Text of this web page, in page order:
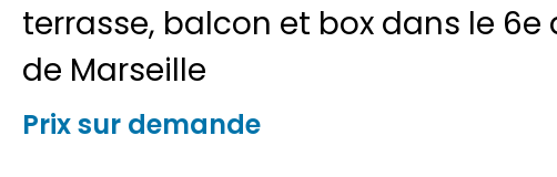
terrasse, balcon et box dans le
de Marseille
Prix sur demande